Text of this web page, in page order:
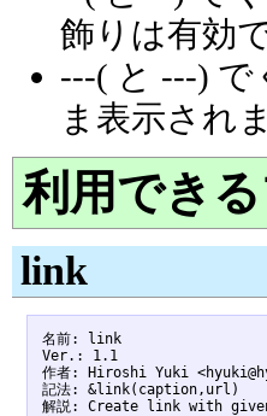
飾りは有効
---( と ---)
ま表示され
利用でき
link
名前: link
Ver.: 1.1
作者: Hiroshi Yuki
記法: &link(caption,url)
解説: Create link with